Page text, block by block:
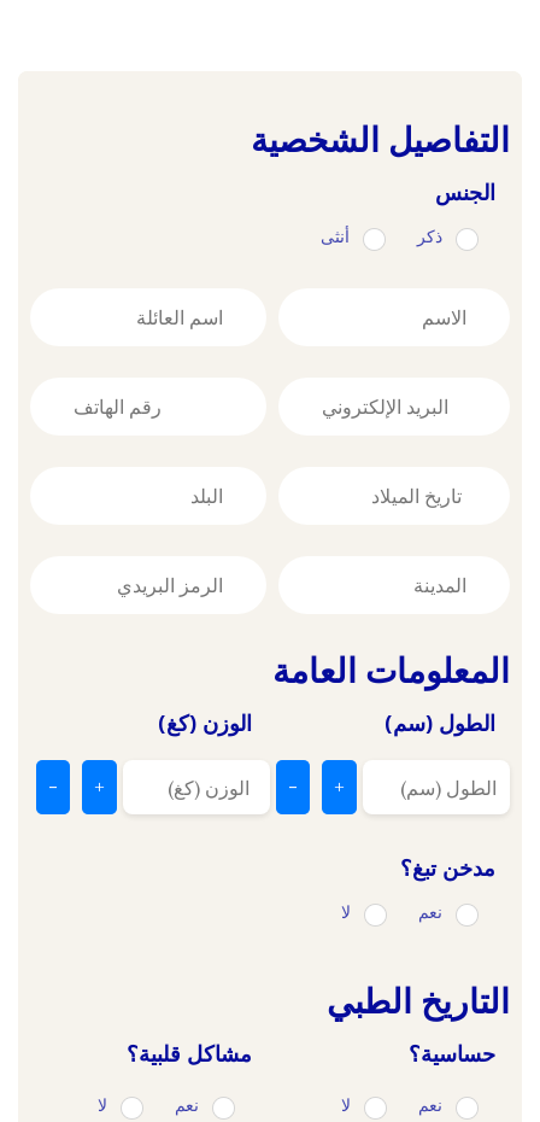
التفاصيل الشخصية
الجنس
ذكر أنثى
المعلومات العامة
الطول (سم) الوزن (كغ)
+
-
+
-
مدخن تبغ؟
نعم لا
التاريخ الطبي
حساسية؟ مشاكل قلبية؟
نعم لا نعم لا